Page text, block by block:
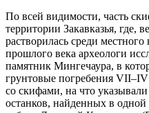
По всей видимости, часть
территории Закавказья, где,
растворилась среди
прошлого века археологи
памятник Мингечаура, в
грунтовые погребения
со скифами, на что
останков, найденных в